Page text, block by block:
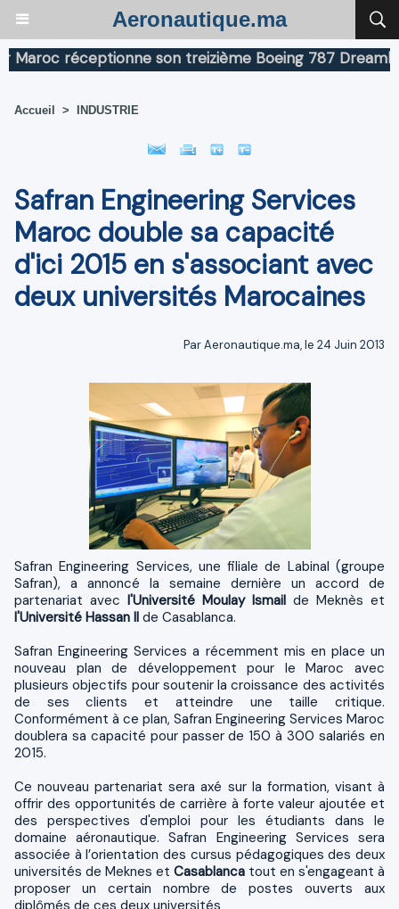
Aeronautique.ma
réceptionne son treizième Boeing 787 Dreamliner
Accueil > INDUSTRIE
Safran Engineering Services
Maroc double sa capacité
d'ici 2015 en s'associant avec
deux universités Marocaines
Par Aeronautique.ma, le 24 Juin 2013
Safran Engineering Services, une filiale de Labinal (groupe
Safran), a annoncé la semaine dernière un accord de
partenariat avec l'Université Moulay Ismail de Meknès et
l'Université Hassan II de Casablanca.
Safran Engineering Services a récemment mis en place un
nouveau plan de développement pour le Maroc avec
plusieurs objectifs pour soutenir la croissance des activités
de ses clients et atteindre une taille critique.
Conformément à ce plan, Safran Engineering Services Maroc
doublera sa capacité pour passer de 150 à 300 salariés en
2015.
Ce nouveau partenariat sera axé sur la formation, visant à
offrir des opportunités de carrière à forte valeur ajoutée et
des perspectives d'emploi pour les étudiants dans le
domaine aéronautique. Safran Engineering Services sera
associée à l’orientation des cursus pédagogiques des deux
universités de Meknes et Casablanca tout en s'engageant à
proposer un certain nombre de postes ouverts aux
diplômés de ces deux universités